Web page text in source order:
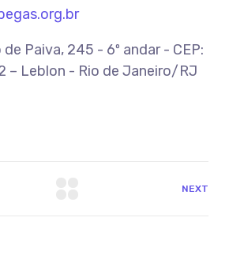
Paiva, 245 - 6º andar - CEP:
– Leblon - Rio de Janeiro/RJ
NEXT